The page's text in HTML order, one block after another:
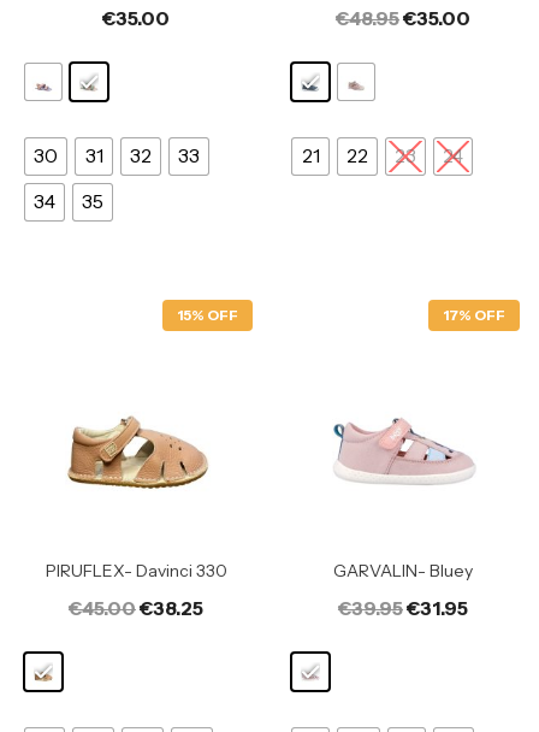
€35.00
30 31 32
33
34
35
€48.95€35.00
21 22 23 24
15% OFF
PIRUFLEX- Davinci 330
€45.00€38.25
17% OFF
GARVALIN- Bluey
€39.95€31.95